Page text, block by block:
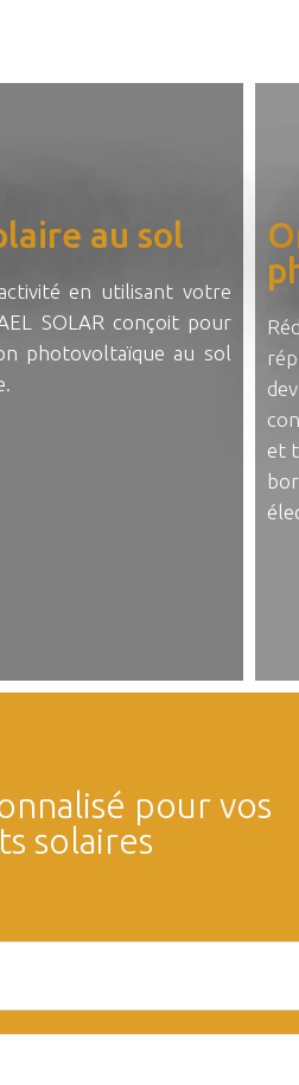
au sol
en utilisant votre
SOLAR conçoit pour
photovoltaïque au sol
et
pour vos
solaires